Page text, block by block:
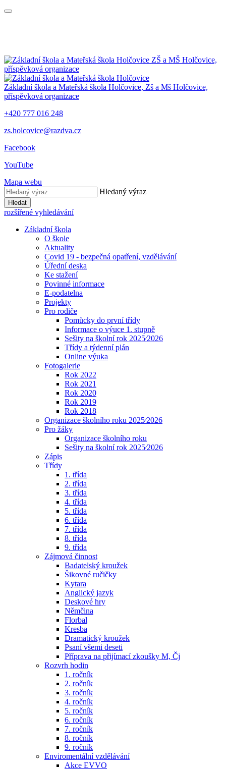
ZŠ a MŠ Holčovice,
příspěvková organizace
Základní škola a Mateřská škola Holčovice, Zš a Mš Holčovice,
příspěvková organizace
+420 777 016 248
zs.holcovice@razdva.cz
Facebook
YouTube
Mapa webu
Hledaný výraz
Hledat
rozšířené vyhledávání
Základní škola
O škole
Aktuality
Covid 19 - bezpečná opatření, vzdělávání
Úřední deska
Ke stažení
Povinné informace
E-podatelna
Projekty
Pro rodiče
Pomůcky do první třídy
Informace o výuce 1. stupně
Sešity na školní rok 2025⁄2026
Třídy a týdenní plán
Online výuka
Fotogalerie
Rok 2022
Rok 2021
Rok 2020
Rok 2019
Rok 2018
Organizace školního roku 2025⁄2026
Pro žáky
Organizace školního roku
Sešity na školní rok 2025⁄2026
Zápis
Třídy
1. třída
2. třída
3. třída
4. třída
5. třída
6. třída
7. třída
8. třída
9. třída
Zájmová činnost
Badatelský kroužek
Šikovné ručičky
Kytara
Anglický jazyk
Deskové hry
Němčina
Florbal
Kresba
Dramatický kroužek
Psaní všemi deseti
Příprava na přijímací zkoušky M, Čj
Rozvrh hodin
1. ročník
2. ročník
3. ročník
4. ročník
5. ročník
6. ročník
7. ročník
8. ročník
9. ročník
Enviromentální vzdělávání
Akce EVVO